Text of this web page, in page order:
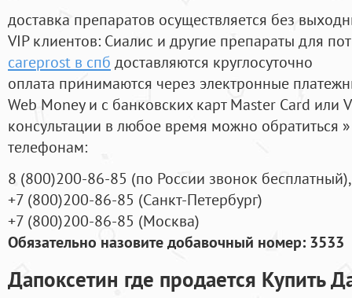
доставка препаратов осуществляется без
VIP клиентов: Сиалис и другие препараты для
careprost в спб доставляются круглосуточно
оплата принимаются через электронные
Web Money и с банковских карт Master Card или
консультации в любое время можно обратиться
телефонам:
8 (800)200-86-85 (по России звонок бесплатный),
+7 (800)200-86-85 (Санкт-Петербург)
+7 (800)200-86-85 (Москва)
Обязательно назовите добавочный номер: 3533
Дапоксетин где продается Купить